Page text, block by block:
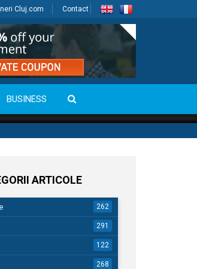
Cluj.com Contact
BUSINESS
ARTICOLE
262
291
122
268